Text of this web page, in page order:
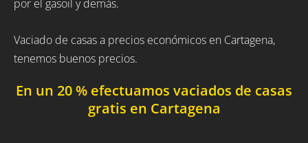
por el gasoil y demás.
Vaciado de casas a precios económicos en Cartagena,
tenemos buenos precios.
En un 20 % efectuamos vaciados de casas
gratis en Cartagena